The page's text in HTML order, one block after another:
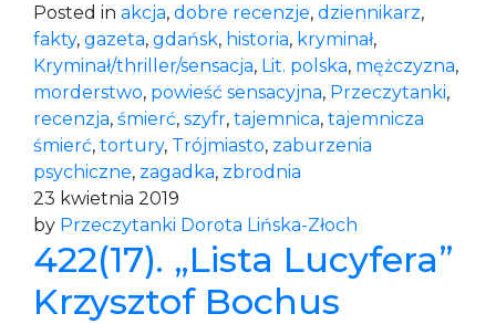
Posted in akcja, dobre recenzje, dziennikarz,
fakty, gazeta, gdańsk, historia, kryminał,
Kryminał/thriller/sensacja, Lit. polska, mężczyzna,
morderstwo, powieść sensacyjna, Przeczytanki,
recenzja, śmierć, szyfr, tajemnica, tajemnicza
śmierć, tortury, Trójmiasto, zaburzenia
psychiczne, zagadka, zbrodnia
23 kwietnia 2019
by Przeczytanki Dorota Lińska-Złoch
422(17). „Lista Lucyfera”
Krzysztof Bochus